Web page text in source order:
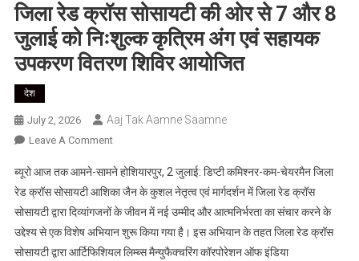
जिला रेड क्रॉस सोसायटी की ओर से 7 और 8
जुलाई को निःशुल्क कृत्रिम अंग एवं सहायक
उपकरण वितरण शिविर आयोजित
देश
July 2, 2026 Aaj Tak Aamne Saamne
Leave A CommentOn
रेड
क्रॉस
सोसायटी
की
ओर
ब्यूरो आज तक आमने-सामने होशियारपुर, 2 जुलाई: डिप्टी कमिश्नर-कम-चेयरमैन जिला
रेड क्रॉस सोसायटी आशिका जैन के कुशल नेतृत्व एवं मार्गदर्शन में जिला रेड क्रॉस
सोसायटी द्वारा दिव्यांगजनों के जीवन में नई उम्मीद और आत्मनिर्भरता का संचार करने के
उद्देश्य से एक विशेष अभियान शुरू किया गया है। इस अभियान के तहत जिला रेड क्रॉस
सोसायटी द्वारा आर्टिफिशियल लिम्ब्स मैन्युफैक्चरिंग कॉरपोरेशन ऑफ इंडिया